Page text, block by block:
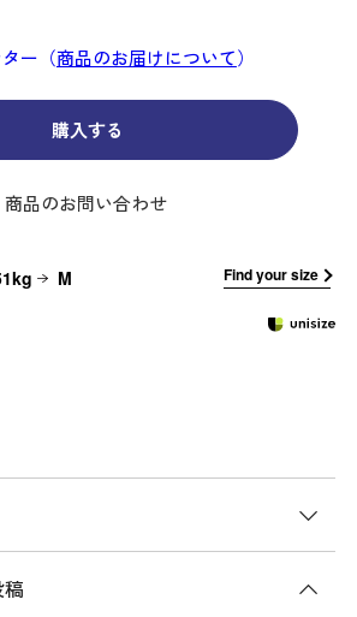
ー（商品のお届けについて）
購入する
商品のお問い合わせ
M Find your size